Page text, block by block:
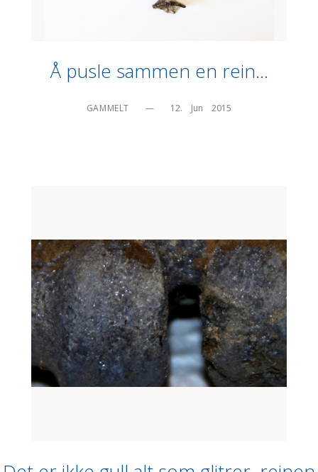
Å pusle sammen en rein…
GAMMELT — 12.    Jun    2015